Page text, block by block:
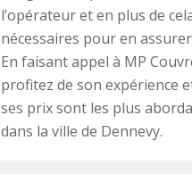
l’opérateur et en plus de
nécessaires pour en
En faisant appel à MP
profitez de son expérience
ses prix sont les plus
dans la ville de Dennevy.